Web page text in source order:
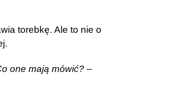
torebkę. Ale to nie o
one mają mówić? –